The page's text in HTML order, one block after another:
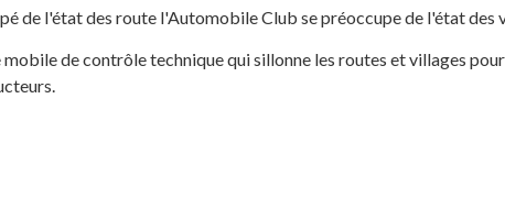
de l'état des route l'Automobile Club se préoccupe de l'état des
de contrôle technique qui sillonne les routes et villages